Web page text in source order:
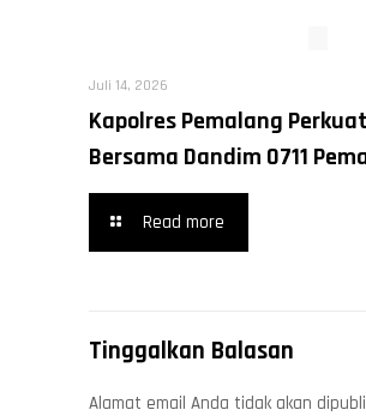
Juli 14, 2026
Kapolres Pemalang
Bersama Dandim 0711
Read more
Tinggalkan Balasan
Alamat email Anda tidak akan